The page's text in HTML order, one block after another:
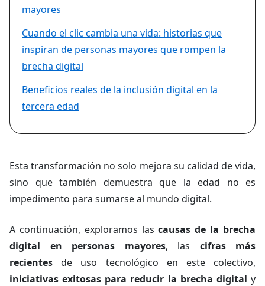
mayores
Cuando el clic cambia una vida: historias que
inspiran de personas mayores que rompen la
brecha digital
Beneficios reales de la inclusión digital en la
tercera edad
Esta transformación no solo mejora su calidad de vida,
sino que también demuestra que la edad no es
impedimento para sumarse al mundo digital.
A continuación, exploramos lascausas de la brecha
digital en personas mayores, las cifras más
recientes de uso tecnológico en este colectivo,
iniciativas exitosas para reducir la brecha digital y